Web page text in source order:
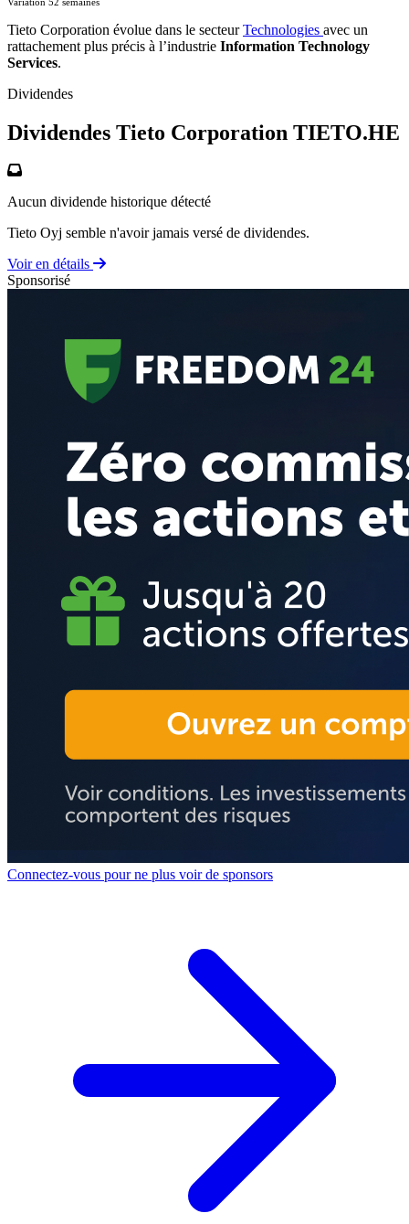
Tieto Corporation évolue dans le secteurTechnologies avec un
rattachement plus précis à l’industrie Information Technology
Services.
Dividendes
Dividendes Tieto Corporation TIETO.HE
Aucun dividende historique détecté
Tieto Oyj semble n'avoir jamais versé de dividendes.
Voir en détails
Sponsorisé
Connectez-vous pour ne plus voir de sponsors